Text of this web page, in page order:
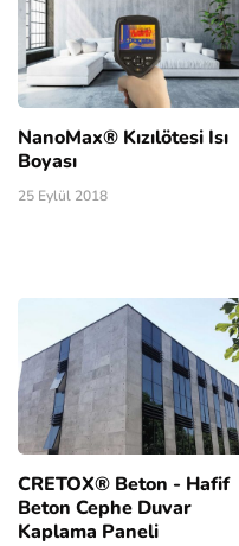
NanoMax® Kızılötesi Isı
Boyası
25 Eylül 2018
CRETOX® Beton - Hafif
Beton Cephe Duvar
Kaplama Paneli